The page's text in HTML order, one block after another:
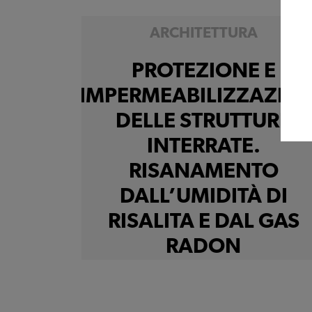
ARCHITETTURA
PROTEZIONE E
DELLE STRUTTURE
INTERRATE.
RISANAMENTO
DALL’UMIDITÀ DI
RISALITA E DAL GAS
RADON